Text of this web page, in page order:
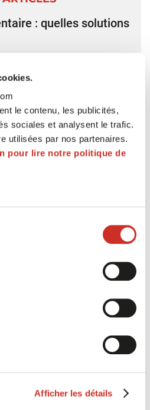
le contenu, les publicités,
sociales et analysent le trafic.
utilisées par nos partenaires.
pour lire notre politique de
Afficher les détails
: quelles solutions
une organisation
traditionnels et les
secteur doivent mettre en
logistiques
de ne pas impacter de
final.